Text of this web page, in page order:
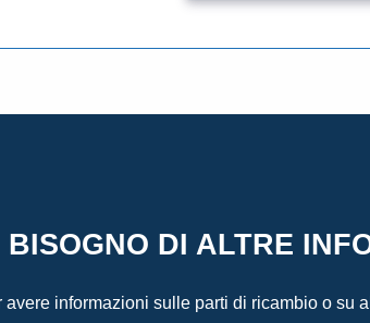
BISOGNO DI ALTRE
avere informazioni sulle parti di ricambio o su